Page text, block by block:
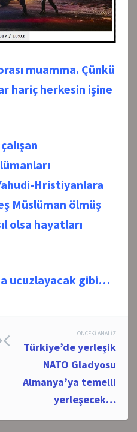
muamma. Çünkü
hariç herkesin işine
Hristiyanlara
Müslüman ölmüş
olsa hayatları
ucuzlayacak gibi…
ÖNCEKI ANALIZ
Türkiye’de yerleşik
NATO Gladyosu
Almanya’ya temelli
yerleşecek…